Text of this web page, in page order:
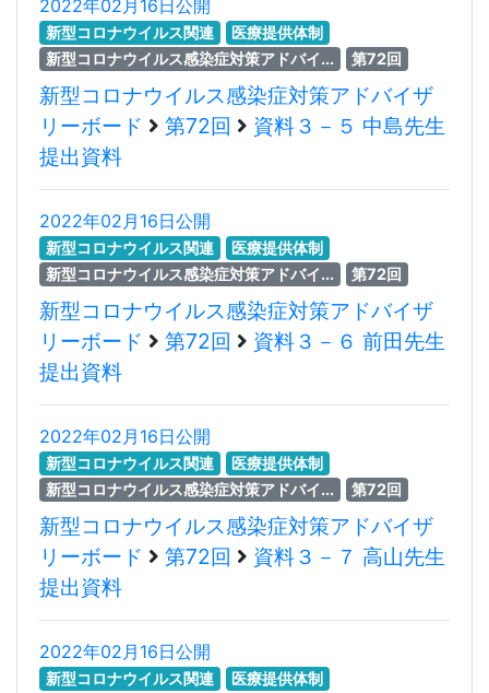
2022年02月16日公開
新型コロナウイルス関連
医療提供体制
新型コロナウイルス感染症対策アドバイ...
第72回
新型コロナウイルス感染症対策アドバイザ
リーボード
第72回
資料３－５ 中島先生
提出資料
2022年02月16日公開
新型コロナウイルス関連
医療提供体制
新型コロナウイルス感染症対策アドバイ...
第72回
新型コロナウイルス感染症対策アドバイザ
リーボード
第72回
資料３－６ 前田先生
提出資料
2022年02月16日公開
新型コロナウイルス関連
医療提供体制
新型コロナウイルス感染症対策アドバイ...
第72回
新型コロナウイルス感染症対策アドバイザ
リーボード
第72回
資料３－７ 高山先生
提出資料
2022年02月16日公開
新型コロナウイルス関連
医療提供体制